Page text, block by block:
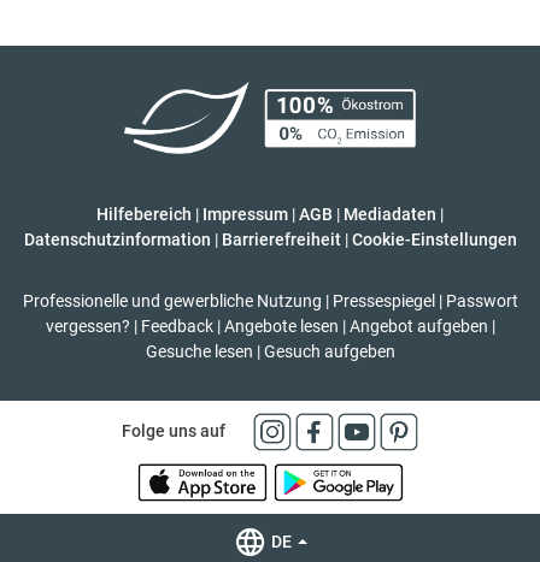
Hilfebereich | Impressum |AGB | Mediadaten |
Datenschutzinformation | Barrierefreiheit | Cookie-Einstellungen
Professionelle und gewerbliche Nutzung | Pressespiegel | Passwort
vergessen? | Feedback | Angebote lesen | Angebot aufgeben |
Gesuche lesen | Gesuch aufgeben
Folge uns auf
DE